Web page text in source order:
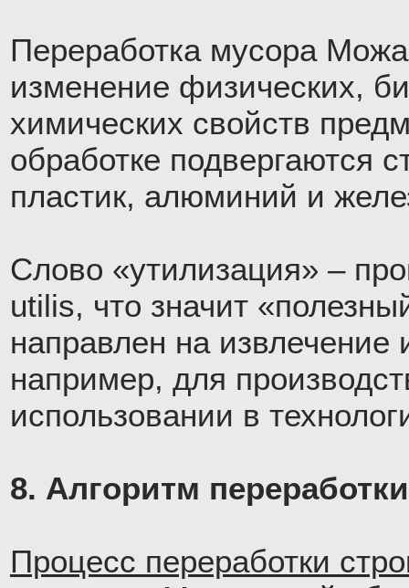
Переработка мусора
изменение физических,
химических свойств
обработке подвергаются
пластик, алюминий и
Слово «утилизация» –
utilis, что значит
направлен на извлечение
например, для
использовании в
8. Алгоритм
Процесс переработки